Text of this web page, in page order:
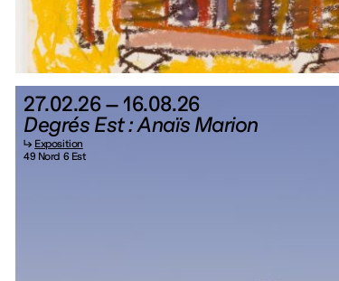
27.02.26 – 16.08.26
Degrés Est : Anaïs Marion
↳ Exposition
49 Nord 6 Est